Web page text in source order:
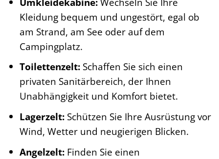
Kleidung bequem und ungestört, egal ob
am Strand, am See oder auf dem
Campingplatz.
Toilettenzelt:Schaffen Sie sich einen
privaten Sanitärbereich, der Ihnen
Unabhängigkeit und Komfort bietet.
Lagerzelt:Schützen Sie Ihre Ausrüstung vor
Wind, Wetter und neugierigen Blicken.
Angelzelt:Finden Sie einen